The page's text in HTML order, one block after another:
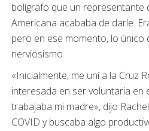
bolígrafo que un representante
Americana acababa de darle.
pero en ese momento, lo único
nerviosismo.
«Inicialmente, me uní a la Cruz
interesada en ser voluntaria en
trabajaba mi madre», dijo
COVID y buscaba algo